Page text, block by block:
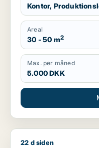
Kontor,
Areal
30 - 50 m2
Max. per måned
5.000 DKK
Jeg søger værksted
22 d siden